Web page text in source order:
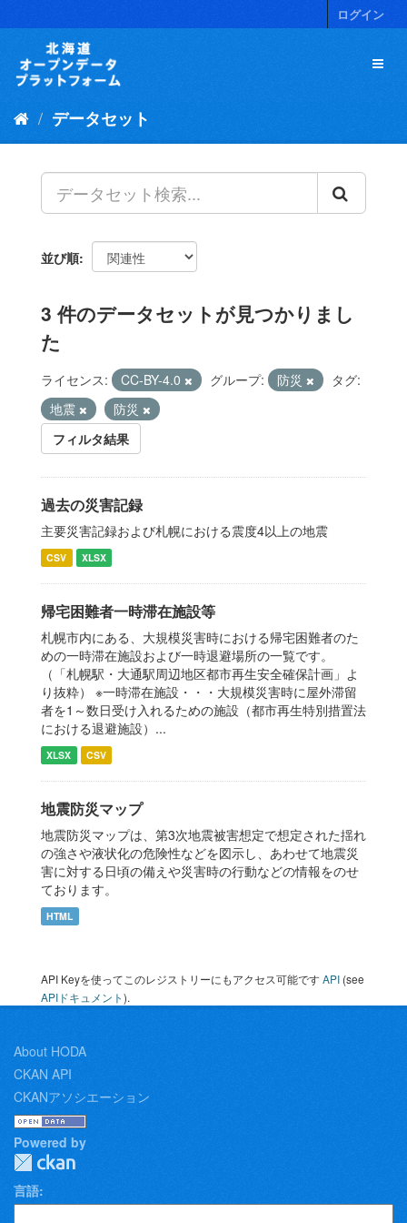
キ
ログイン
データセット
並び順
3 件のデータセットが見つかりまし
た
ライセンス: CC-BY-4.0 グループ: 防災
タグ:
地震
防災
フィルタ結果
過去の災害記録
主要災害記録および札幌における震度4以上の地震
CSV XLSX
帰宅困難者一時滞在施設等
札幌市内にある、大規模災害時における帰宅困難者のた
めの一時滞在施設および一時退避場所の一覧です。
（「札幌駅・大通駅周辺地区都市再生安全確保計画」よ
り抜粋） ※一時滞在施設・・・大規模災害時に屋外滞留
者を1～数日受け入れるための施設（都市再生特別措置法
における退避施設）...
XLSX CSV
地震防災マップ
地震防災マップは、第3次地震被害想定で想定された揺れ
の強さや液状化の危険性などを図示し、あわせて地震災
害に対する日頃の備えや災害時の行動などの情報をのせ
ております。
HTML
API Keyを使ってこのレジストリーにもアクセス可能ですAPI (see
APIドキュメント).
About HODA
CKAN API
CKANアソシエーション
Powered by
言語